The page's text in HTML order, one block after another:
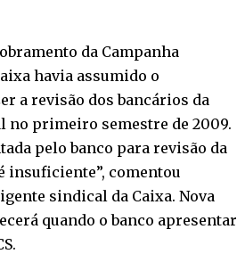
da Campanha
havia assumido o
a revisão dos bancários da
primeiro semestre de 2009.
pelo banco para revisão da
insuficiente”, comentou
sindical da Caixa. Nova
quando o banco apresentar